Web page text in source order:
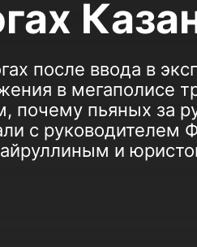
после ввода в
в мегаполисе
почему пьяных за
с руководителем
и